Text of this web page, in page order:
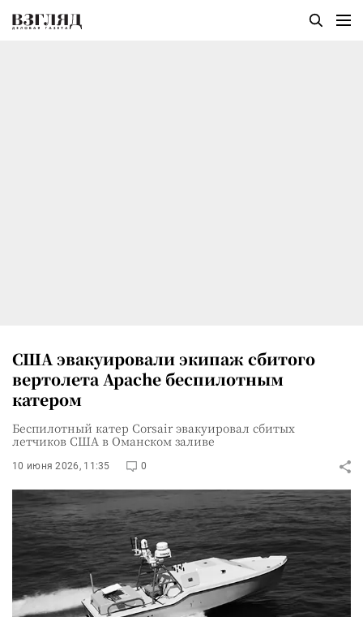
США эвакуировали экипаж сбитого
вертолета Apache беспилотным
катером
Беспилотный катер Corsair эвакуировал сбитых
летчиков США в Оманском заливе
10 июня 2026, 11:35 0